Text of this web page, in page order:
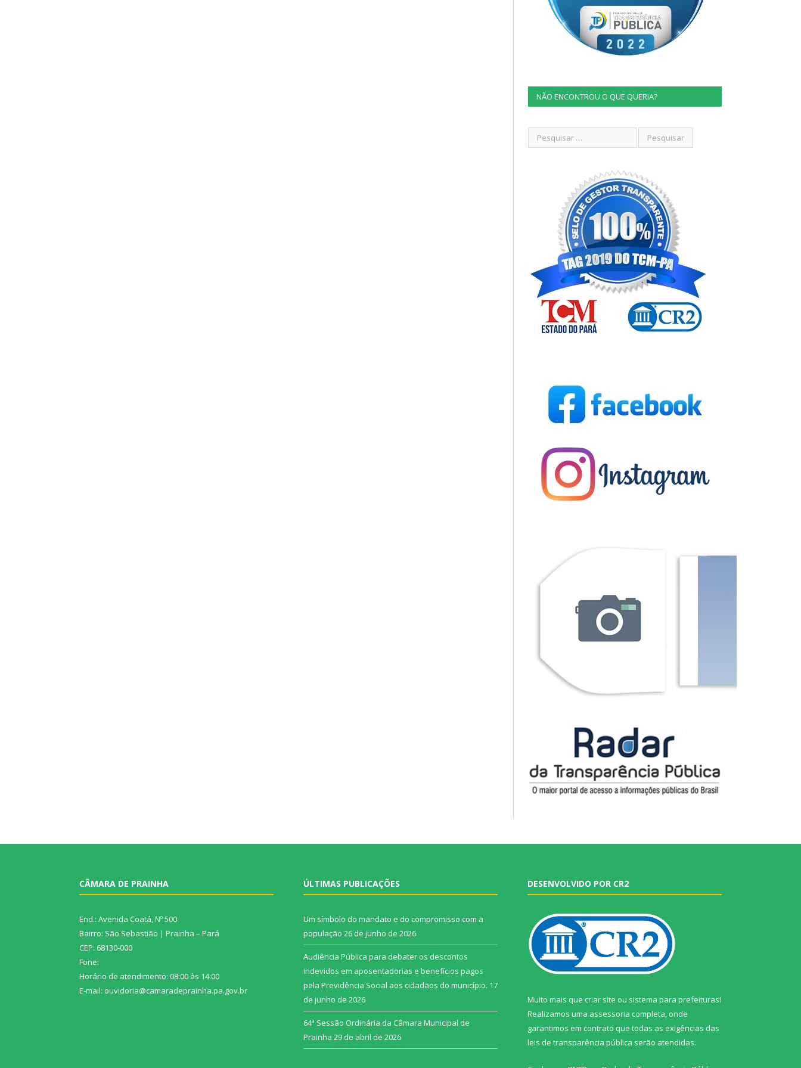
NÃO ENCONTROU O QUE QUERIA?
CÂMARA DE PRAINHA
End.: Avenida Coatá, Nº 500
Bairro: São Sebastião | Prainha – Pará
CEP: 68130-000
Fone:
Horário de atendimento: 08:00 às 14:00
E-mail: ouvidoria@camaradeprainha.pa.gov.br
ÚLTIMAS PUBLICAÇÕES
Um símbolo do mandato e do compromisso com a
população 26 de junho de 2026
Audiência Pública para debater os descontos
indevidos em aposentadorias e benefícios pagos
pela Previdência Social aos cidadãos do município. 17
de junho de 2026
64ª Sessão Ordinária da Câmara Municipal de
Prainha 29 de abril de 2026
DESENVOLVIDO POR CR2
Muito mais que criar site ou sistema para prefeituras!
Realizamos uma assessoria completa, onde
garantimos em contrato que todas as exigências das
leis de transparência pública serão atendidas.